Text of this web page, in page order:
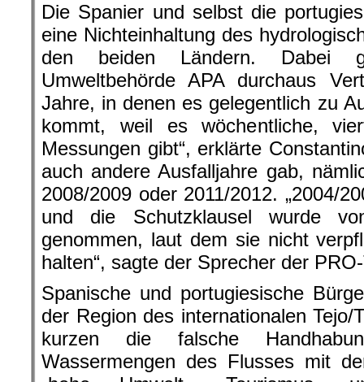
Die Spanier und selbst die
eine Nichteinhaltung des
den beiden Ländern. Dabei
Umweltbehörde APA durchaus
Jahre, in denen es gelegentlich zu
kommt, weil es wöchentliche,
Messungen gibt“, erklärte
auch andere Ausfalljahre gab,
2008/2009 oder 2011/2012. „2004/
und die Schutzklausel wurde
genommen, laut dem sie nicht
halten“, sagte der Sprecher der
Spanische und portugiesische
der Region des internationalen Tejo/
kurzen die falsche
Wassermengen des Flusses mit